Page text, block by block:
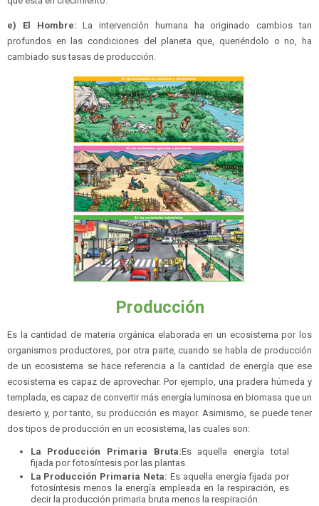
e) El Hombre:La intervención humana ha originado cambios tan
profundos en las condiciones del planeta que, queriéndolo o no, ha
cambiado sus tasas de producción.
Producción
Es la cantidad de materia orgánica elaborada en un ecosistema por los
organismos productores, por otra parte, cuando se habla de producción
de un ecosistema se hace referencia a la cantidad de energía que ese
ecosistema es capaz de aprovechar. Por ejemplo, una pradera húmeda y
templada, es capaz de convertir más energía luminosa en biomasa que un
desierto y, por tanto, su producción es mayor. Asimismo, se puede tener
dos tipos de producción en un ecosistema, las cuales son:
La Producción Primaria Bruta:Es aquella energía total
fijada por fotosíntesis por las plantas.
La Producción Primaria Neta: Es aquella energía fijada por
fotosíntesis menos la energía empleada en la respiración, es
decir la producción primaria bruta menos la respiración.